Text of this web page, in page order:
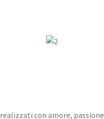
realizzati con amore, passione